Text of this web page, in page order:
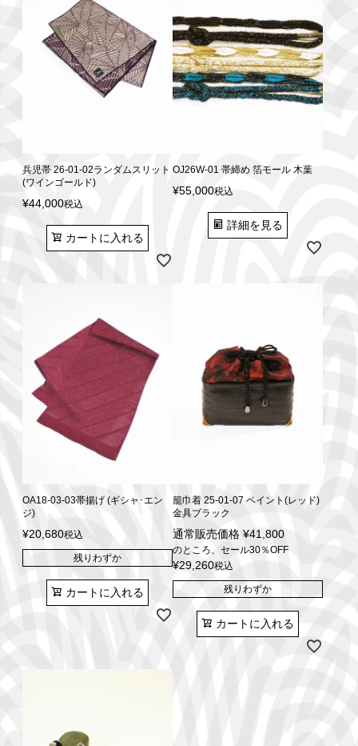
兵児帯 26-01-02ランダムスリット
(ワインゴールド)
¥44,000税込
カートに入れる
OJ26W-01 帯締め 箔モール 木葉
¥55,000税込
詳細を見る
OA18-03-03帯揚げ (ギシャ･エン
ジ)
¥20,680税込
残りわずか
カートに入れる
籠巾着 25-01-07 ペイント(レッド)
金具ブラック
通常販売価格 ¥41,800
のところ、セール30％OFF
¥29,260税込
残りわずか
カートに入れる